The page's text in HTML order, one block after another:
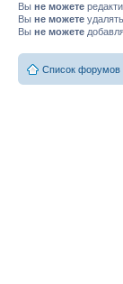
Вы не можете
Вы не можете
Вы не можете
Список форумов